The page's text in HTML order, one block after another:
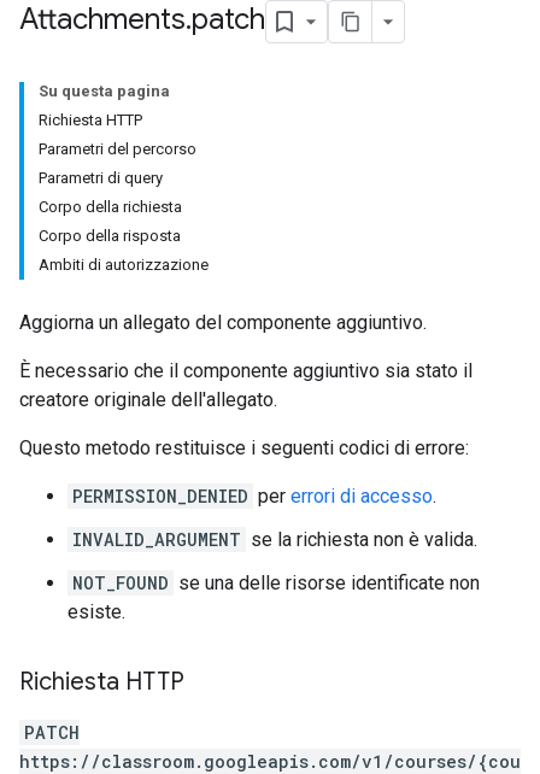
Attachments.patch
Su questa pagina
Richiesta HTTP
Parametri del percorso
Parametri di query
Corpo della richiesta
Corpo della risposta
Ambiti di autorizzazione
Aggiorna un allegato del componente aggiuntivo.
È necessario che il componente aggiuntivo sia stato il
creatore originale dell'allegato.
Questo metodo restituisce i seguenti codici di errore:
PERMISSION_DENIED per errori di accesso.
INVALID_ARGUMENT se la richiesta non è valida.
NOT_FOUND se una delle risorse identificate non
esiste.
Richiesta HTTP
PATCH
https://classroom.googleapis.com/v1/courses/{cou